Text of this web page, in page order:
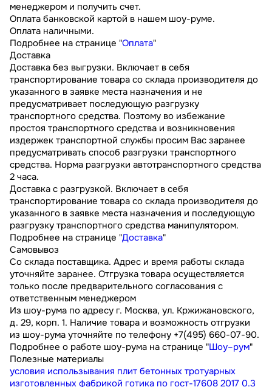
менеджером и получить счет.
Оплата банковской картой в нашем шоу-руме.
Оплата наличными.
Подробнее на странице "Оплата"
Доставка
Доставка без выгрузки. Включает в себя
транспортирование товара со склада производителя до
указанного в заявке места назначения и не
предусматривает последующую разгрузку
транспортного средства. Поэтому во избежание
простоя транспортного средства и возникновения
издержек транспортной службы просим Вас заранее
предусматривать способ разгрузки транспортного
средства. Норма разгрузки автотранспортного средства
2 часа.
Доставка с разгрузкой. Включает в себя
транспортирование товара со склада производителя до
указанного в заявке места назначения и последующую
разгрузку транспортного средства манипулятором.
Подробнее на странице "Доставка"
Самовывоз
Со склада поставщика. Адрес и время работы склада
уточняйте заранее. Отгрузка товара осуществляется
только после предварительного согласования с
ответственным менеджером
Из шоу-рума по адресу г. Москва, ул. Кржижановского,
д. 29, корп. 1. Наличие товара и возможность отгрузки
из шоу-рума уточняйте по телефону +7(495) 660-07-90.
Подробнее о работе шоу-рума на странице "Шоу–рум"
Полезные материалы
условия использывания плит бетонных тротуарных
изготовленных фабрикой готика по гост-17608 2017 0.3